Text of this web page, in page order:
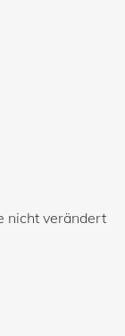
nicht verändert